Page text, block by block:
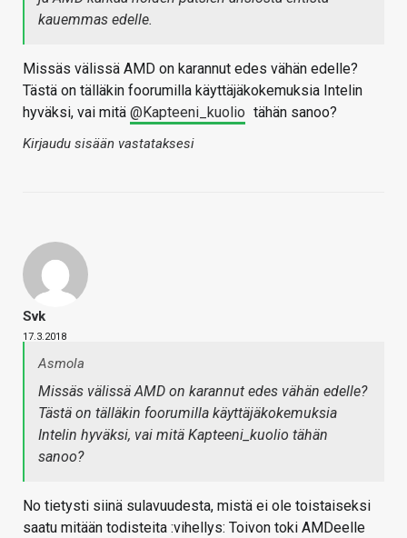
kauemmas edelle.
Missäs välissä AMD on karannut edes vähän edelle?
Tästä on tälläkin foorumilla käyttäjäkokemuksia Intelin
hyväksi, vai mitä @Kapteeni_kuolio tähän sanoo?
Kirjaudu sisään vastataksesi
Svk
17.3.2018
Asmola
Missäs välissä AMD on karannut edes vähän edelle?
Tästä on tälläkin foorumilla käyttäjäkokemuksia
Intelin hyväksi, vai mitä Kapteeni_kuolio tähän
sanoo?
No tietysti siinä sulavuudesta, mistä ei ole toistaiseksi
saatu mitään todisteita :vihellys: Toivon toki AMDeelle